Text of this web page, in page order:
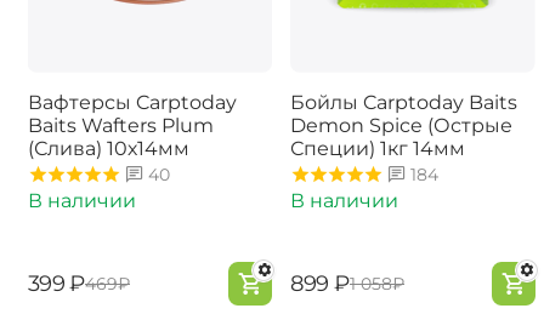
Вафтерсы Carptoday
Baits Wafters Plum
(Слива) 10х14мм
40
В наличии
‍399‍ ₽‍469‍₽
Бойлы Carptoday Baits
Demon Spice (Острые
Специи) 1кг 14мм
184
В наличии
‍899‍ ₽‍1 058‍₽